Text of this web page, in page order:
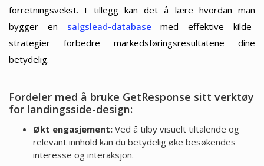
forretningsvekst. I tillegg kan det å lære hvordan man
bygger en salgslead-database med effektive kilde-
strategier forbedre markedsføringsresultatene dine
betydelig.
Fordeler med å bruke GetResponse sitt verktøy
for landingsside-design:
Økt engasjement:Ved å tilby visuelt tiltalende og
relevant innhold kan du betydelig øke besøkendes
interesse og interaksjon.